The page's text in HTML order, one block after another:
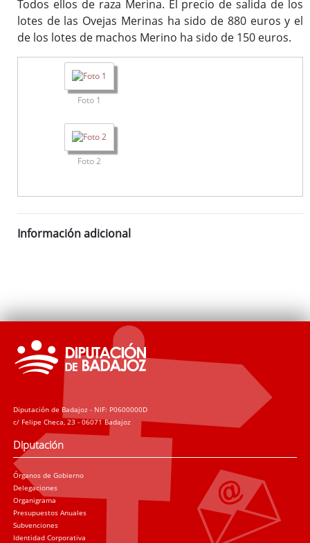
Todos ellos de raza Merina. El precio de salida de los
lotes de las Ovejas Merinas ha sido de 880 euros y el
de los lotes de machos Merino ha sido de 150 euros.
Foto 1
Foto 2
Información adicional
Diputación de Badajoz - NIF: P0600000D
c/ Felipe Checa, 23 - 06071 Badajoz
Diputación
Órganos de Gobierno
Delegaciones
Organigrama
Presupuestos Anuales
Subvenciones
Identidad Corporativa